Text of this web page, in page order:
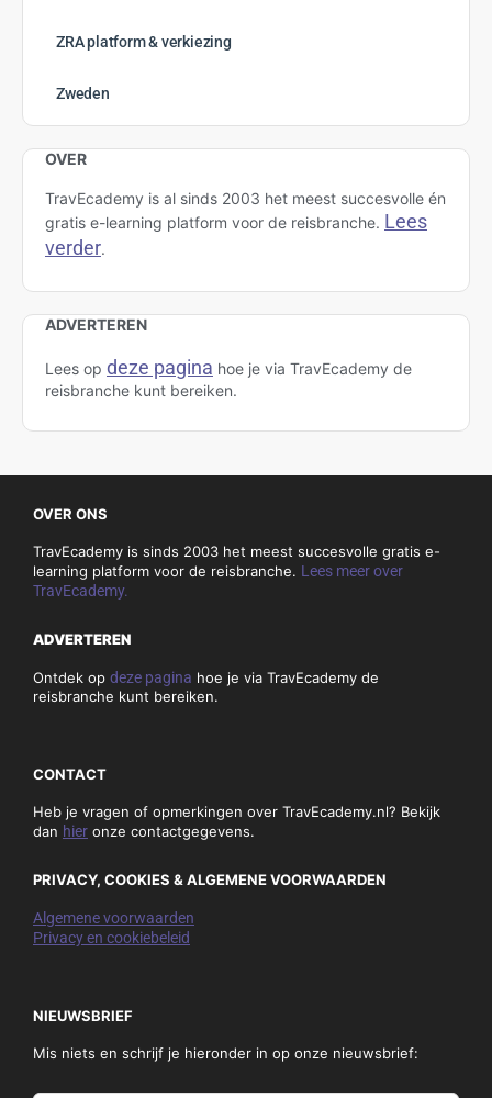
ZRA platform & verkiezing
Zweden
OVER
TravEcademy is al sinds 2003 het meest succesvolle én
gratis e-learning platform voor de reisbranche. Lees
verder.
ADVERTEREN
Lees op deze pagina hoe je via TravEcademy de
reisbranche kunt bereiken.
OVER ONS
TravEcademy is sinds 2003 het meest succesvolle gratis e-
learning platform voor de reisbranche. Lees meer over
TravEcademy.
ADVERTEREN
Ontdek op deze pagina hoe je via TravEcademy de
reisbranche kunt bereiken.
CONTACT
Heb je vragen of opmerkingen over TravEcademy.nl? Bekijk
dan hier onze contactgegevens.
PRIVACY, COOKIES & ALGEMENE VOORWAARDEN
Algemene voorwaarden
Privacy en cookiebeleid
NIEUWSBRIEF
Mis niets en schrijf je hieronder in op onze nieuwsbrief: